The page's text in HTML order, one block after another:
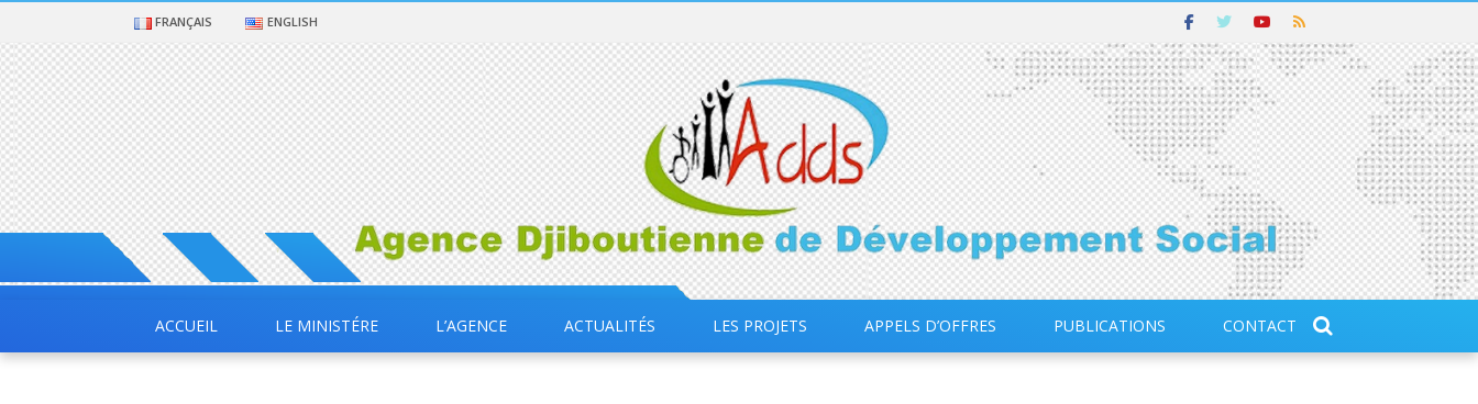
FRANÇAIS ENGLISH
ACCUEIL LE MINISTÉRE L’AGENCE ACTUALITÉS LES PROJETS APPELS D’OFFRES PUBLICATIONS CONTACT